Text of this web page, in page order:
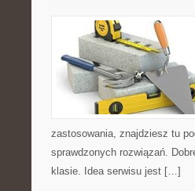
zastosowania, znajdziesz tu
sprawdzonych rozwiązań.
klasie. Idea serwisu jest […]